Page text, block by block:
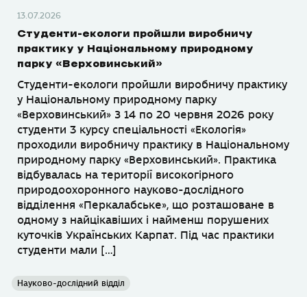
13.07.2026
Студенти-екологи пройшли виробничу
практику у Національному природному
парку «Верховинський»
Студенти-екологи пройшли виробничу практику
у Національному природному парку
«Верховинський» З 14 по 20 червня 2026 року
студенти 3 курсу спеціальності «Екологія»
проходили виробничу практику в Національному
природному парку «Верховинський». Практика
відбувалась на території високогірного
природоохоронного науково-дослідного
відділення «Перкалабське», що розташоване в
одному з найцікавіших і найменш порушених
куточків Українських Карпат. Під час практики
студенти мали […]
Науково-дослідний відділ